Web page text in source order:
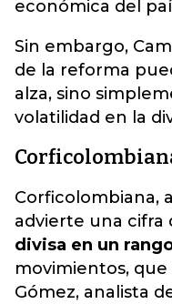
económica del
Sin embargo,
de la reforma
alza, sino
volatilidad en la
Corficolombiana,
advierte una cifra
divisa en un
movimientos,
Gómez, analista